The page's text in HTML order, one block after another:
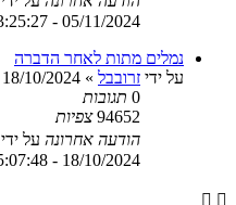
05/11/2024 - 13:25:27
נמלים מתות לאחר הדברה
על ידי זרובבל »
18/10/2024 - 15:07:48
0 תגובות
94652 צפיות
הודעה אחרונה על ידי
18/10/2024 - 15:07:48